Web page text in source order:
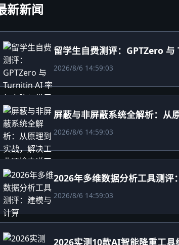
新新闻
留学生自费测评：GPTZero
2026/8/6 14:59:03
屏蔽与非屏蔽系统全解析：从
2026/8/6 14:59:03
2026年多维数据分析工具测评
2026/8/6 14:59:03
2026实测10款AI智能降重工